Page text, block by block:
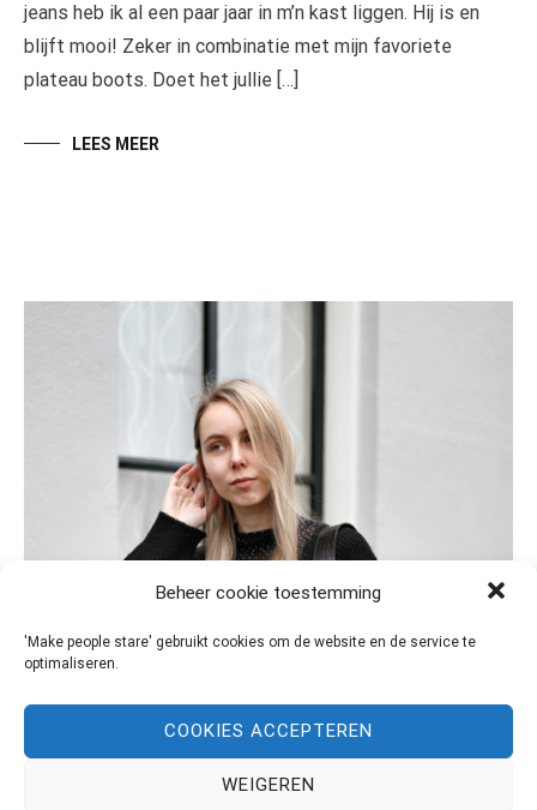
Beheer cookie toestemming
'Make people stare' gebruikt cookies om de website en de service te
optimaliseren.
COOKIES ACCEPTEREN
WEIGEREN
jeans heb ik al een paar jaar in m’n kast liggen. Hij is en
blijft mooi! Zeker in combinatie met mijn favoriete
plateau boots. Doet het jullie […]
LEES MEER